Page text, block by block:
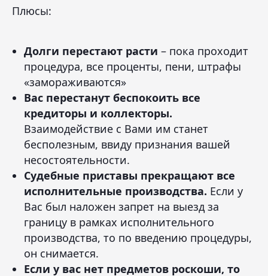
Плюсы:
Долги перестают расти – пока проходит
процедура, все проценты, пени, штрафы
«замораживаются»
Вас перестанут беспокоить все
кредиторы и коллекторы.
Взаимодействие с Вами им станет
бесполезным, ввиду признания вашей
несостоятельности.
Судебные приставы прекращают все
исполнительные производства. Если у
Вас был наложен запрет на выезд за
границу в рамках исполнительного
производства, то по введению процедуры,
он снимается.
Если у вас нет предметов роскоши, то